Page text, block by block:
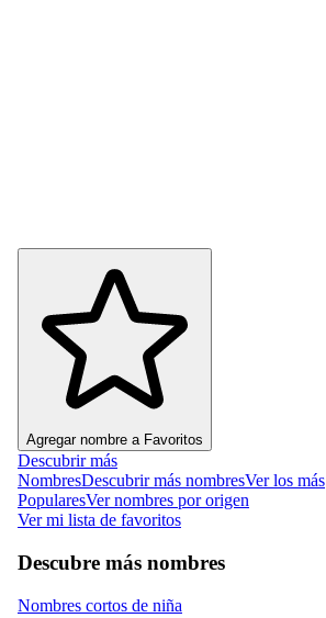
Agregar nombre a Favoritos
Descubrir más
NombresDescubrir más nombresVer los más
PopularesVer nombres por origen
Ver mi lista de favoritos
Descubre más nombres
Nombres cortos de niña